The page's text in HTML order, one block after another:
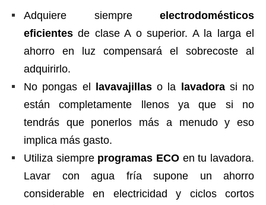
Adquiere siempre electrodomésticos
eficientes de clase A o superior. A la larga el
ahorro en luz compensará el sobrecoste al
adquirirlo.
No pongas el
lavavajillas o la lavadorasi no
están completamente llenos ya que si no
tendrás que ponerlos más a menudo y eso
implica más gasto.
Utiliza siempre programas ECO en tu lavadora.
Lavar con agua fría supone un ahorro
considerable en electricidad y ciclos cortos